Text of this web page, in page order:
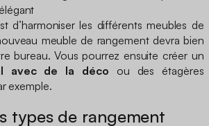
d’harmoniser les différents meubles de
meuble de rangement devra bien
bureau. Vous pourrez ensuite créer un
avec de la déco ou des étagères
exemple.
types de rangement